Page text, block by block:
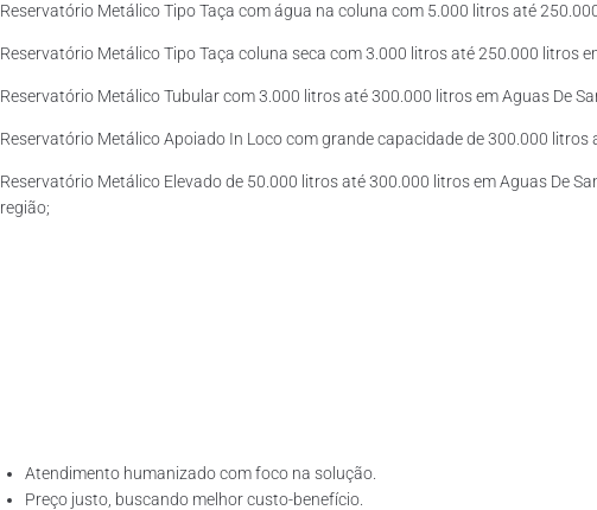
Reservatório Metálico Tipo Taça com água na coluna com 5.000 litros até
Reservatório Metálico Tipo Taça coluna seca com 3.000 litros até 250.000 litros
Reservatório Metálico Tubular com 3.000 litros até 300.000 litros em Aguas De
Reservatório Metálico Apoiado In Loco com grande capacidade de 300.000
Reservatório Metálico Elevado de 50.000 litros até 300.000 litros em Aguas De
região;
Atendimento humanizado com foco na solução.
Preço justo, buscando melhor custo-benefício.